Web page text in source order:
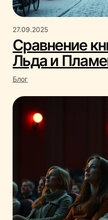
27.09.2025
Сравнение
Льда и
Блог